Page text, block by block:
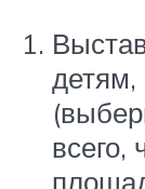
детям,
всего,